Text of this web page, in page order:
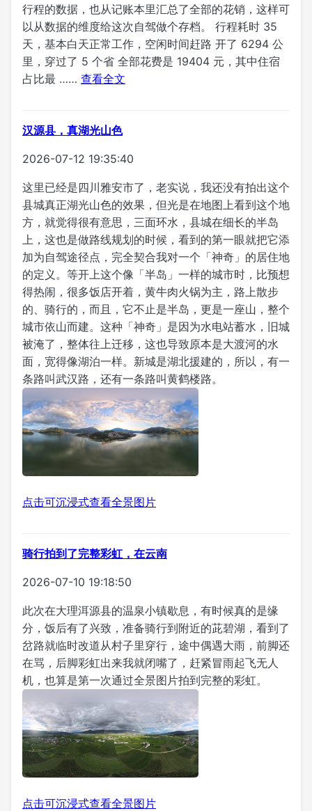
行程的数据，也从记账本里汇总了全部的花销，这样可
以从数据的维度给这次自驾做个存档。 行程耗时 35
天，基本白天正常工作，空闲时间赶路 开了 6294 公
里，穿过了 5 个省 全部花费是 19404 元，其中住宿
占比最 …… 查看全文
汉源县，真湖光山色
2026-07-12 19:35:40
这里已经是四川雅安市了，老实说，我还没有拍出这个
县城真正湖光山色的效果，但光是在地图上看到这个地
方，就觉得很有意思，三面环水，县城在细长的半岛
上，这也是做路线规划的时候，看到的第一眼就把它添
加为自驾途径点，完全契合我对一个「神奇」的居住地
的定义。等开上这个像「半岛」一样的城市时，比预想
得热闹，很多饭店开着，黄牛肉火锅为主，路上散步
的、骑行的，而且，它不止是半岛，更是一座山，整个
城市依山而建。这种「神奇」是因为水电站蓄水，旧城
被淹了，整体往上迁移，这也导致原本是大渡河的水
面，宽得像湖泊一样。新城是湖北援建的，所以，有一
条路叫武汉路，还有一条路叫黄鹤楼路。
点击可沉浸式查看全景图片
骑行拍到了完整彩虹，在云南
2026-07-10 19:18:50
此次在大理洱源县的温泉小镇歇息，有时候真的是缘
分，饭后有了兴致，准备骑行到附近的茈碧湖，看到了
岔路就临时改道从村子里穿行，途中偶遇大雨，前脚还
在骂，后脚彩虹出来我就闭嘴了，赶紧冒雨起飞无人
机，也算是第一次通过全景图片拍到完整的彩虹。
点击可沉浸式查看全景图片